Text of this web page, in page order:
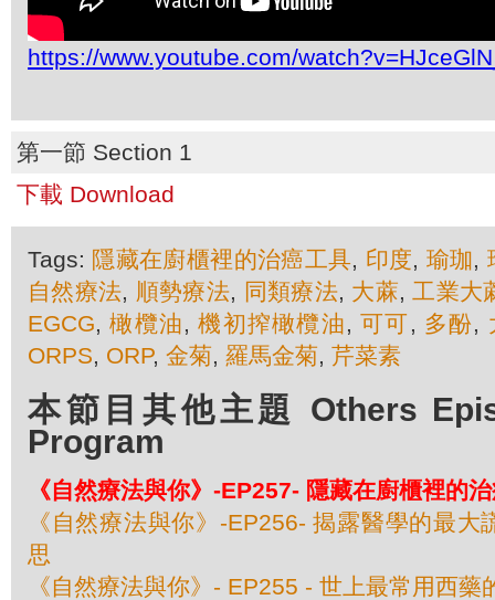
https://www.youtube.com/
第一節 Section 1
下載 Download
Tags: 隱藏在廚櫃裡的治癌工具, 印度, 瑜珈,
自然療法, 順勢療法, 同類療法, 大蔴,工業大
EGCG,橄欖油,機初搾橄欖油,可可, 多酚,
ORPS, ORP, 金菊, 羅馬金菊, 芹菜素
本節目其他主題 Others
Program
《自然療法與你》-EP257- 隱藏在廚櫃裡的
《自然療法與你》-EP256- 揭露醫學的最大
思
《自然療法與你》- EP255 - 世上最常用西藥